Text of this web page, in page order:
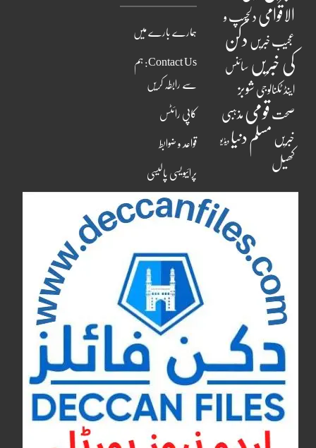
الاقوامی دلچسپ و
عجیب خبریں دکن
کی خبریں سائنس
اینڈ ٹکنالوجی شوبز
صحت قومی مذہبی
خبریں مسلم دنیا ویڈیو
کھیل
ہمارے بارے میں
Contact Us: ہم
سے رابطہ کریں
کاپی رائٹس
قواعد و ضوابط
پرائیویسی پالیسی